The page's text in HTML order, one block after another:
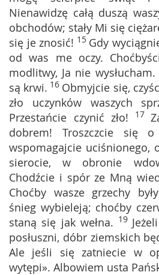
Nienawidzę całą duszą
obchodów; stały Mi się
się je znosić! 15 Gdy
od was me oczy.
modlitwy, Ja nie wysłucham.
są krwi. 16 Obmyjcie się,
zło uczynków waszych
Przestańcie czynić zło! 17
dobrem! Troszczcie się o
wspomagajcie uciśnionego,
sierocie, w obronie
Chodźcie i spór ze Mną
Choćby wasze grzechy
śnieg wybieleją; choćby
staną się jak wełna. 19
posłuszni, dóbr ziemskich
Ale jeśli się zatniecie w
wytępi». Albowiem usta